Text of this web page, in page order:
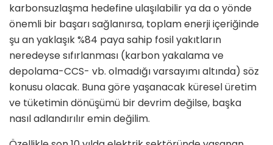
karbonsuzlaşma hedefine ulaşılabilir ya da o yönde
önemli bir başarı sağlanırsa, toplam enerji içeriğinde
şu an yaklaşık %84 paya sahip fosil yakıtların
neredeyse sıfırlanması (karbon yakalama ve
depolama-CCS- vb. olmadığı varsayımı altında) söz
konusu olacak. Buna göre yaşanacak küresel üretim
ve tüketimin dönüşümü bir devrim değilse, başka
nasıl adlandırılır emin değilim.